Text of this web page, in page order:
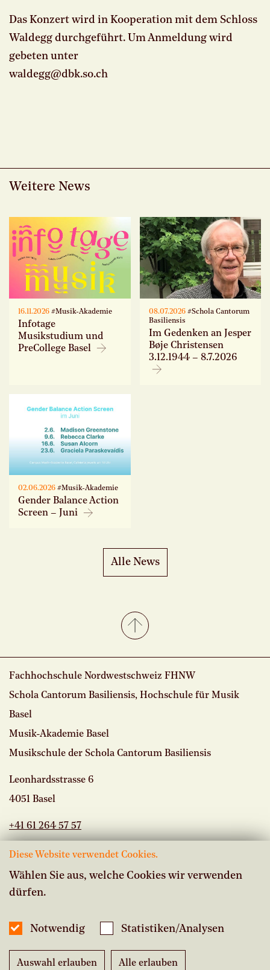
Das Konzert wird in Kooperation mit dem Schloss
Waldegg durchgeführt. Um Anmeldung wird
gebeten unter
waldegg@dbk.so.ch
Weitere News
16.11.2026 #Musik-Akademie
Infotage
Musikstudium und
PreCollege Basel
08.07.2026#Schola Cantorum
Basiliensis
Im Gedenken an Jesper
Bøje Christensen
3.12.1944 – 8.7.2026
02.06.2026 #Musik-Akademie
Gender Balance Action
Screen – Juni
Alle News
Fachhochschule Nordwestschweiz FHNW
Schola Cantorum Basiliensis, Hochschule für Musik
Basel
Musik-Akademie Basel
Musikschule der Schola Cantorum Basiliensis
Leonhardsstrasse 6
4051 Basel
+41 61 264 57 57
Offene Stellen
Inside Studium
Diese Website verwendet Cookies.
Wählen Sie aus, welche Cookies wir verwenden
dürfen.
Notwendig Statistiken/Analysen
Auswahl erlauben Alle erlauben